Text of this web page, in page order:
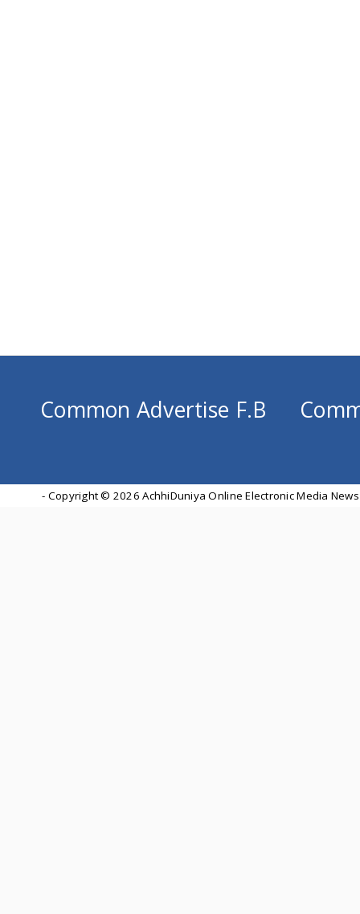
Common Advertise F.B
- Copyright © 2026 AchhiDuniya Online Electronic Media